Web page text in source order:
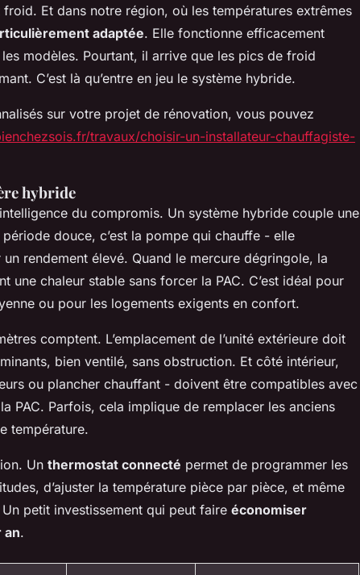
froid. Et dans notre région, où les températures extrêmes
adaptée. Elle fonctionne efficacement
les modèles. Pourtant, il arrive que les pics de froid
C’est là qu’entre en jeu le système hybride.
sur votre projet de rénovation, vous pouvez
travaux/choisir-un-installateur-chauffagiste-
hybride
du compromis. Un système hybride couple une
douce, c’est la pompe qui chauffe - elle
rendement élevé. Quand le mercure dégringole, la
une chaleur stable sans forcer la PAC. C’est idéal pour
ou pour les logements exigents en confort.
comptent. L’emplacement de l’unité extérieure doit
bien ventilé, sans obstruction. Et côté intérieur,
ou plancher chauffant - doivent être compatibles avec
PAC. Parfois, cela implique de remplacer les anciens
température.
Un thermostat connecté permet de programmer les
d’ajuster la température pièce par pièce, et même
petit investissement qui peut faire économiser
an.